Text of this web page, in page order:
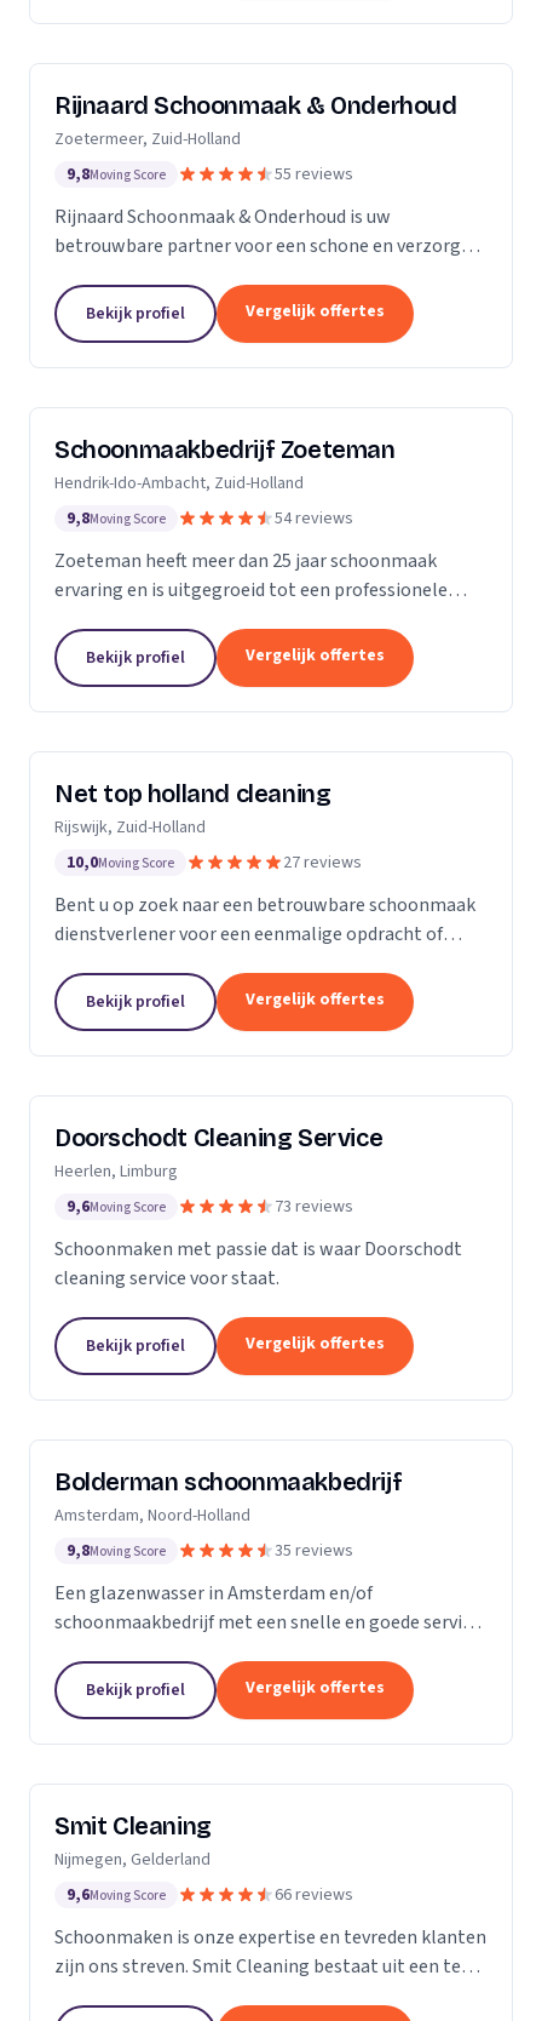
Rijnaard Schoonmaak & Onderhoud
Zoetermeer, Zuid-Holland
9,8Moving Score 55 reviews
Rijnaard Schoonmaak & Onderhoud is uw
betrouwbare partner voor een schone en verzorgde
goed georganiseerd schoonmaakbedrijf uit
Zoetermeer, bieden wij...
Bekijk profiel Vergelijk offertes
Schoonmaakbedrijf Zoeteman
Hendrik-Ido-Ambacht, Zuid-Holland
9,8Moving Score 54 reviews
Zoeteman heeft meer dan 25 jaar schoonmaak
ervaring en is uitgegroeid tot een professionele
medewerkers zijn we actief in de regio Rotterdam,...
Bekijk profiel Vergelijk offertes
Net top holland cleaning
Rijswijk, Zuid-Holland
10,0Moving Score 27 reviews
Bent u op zoek naar een betrouwbare schoonmaak
dienstverlener voor een eenmalige opdracht of
groeiende onderneming die zich uit wilt breiden in
het vak.
Bekijk profiel Vergelijk offertes
Doorschodt Cleaning Service
Heerlen, Limburg
9,6Moving Score 73 reviews
Schoonmaken met passie dat is waar Doorschodt
cleaning service voor staat.
Bekijk profiel Vergelijk offertes
Bolderman schoonmaakbedrijf
Amsterdam, Noord-Holland
9,8Moving Score 35 reviews
Een glazenwasser in Amsterdam en/of
schoonmaakbedrijf met een snelle en goede service
schoonmaakmedewerkers zijn actief in héél
Amsterdam en ontzorgen u met...
Bekijk profiel Vergelijk offertes
Smit Cleaning
Nijmegen, Gelderland
9,6Moving Score 66 reviews
Schoonmaken is onze expertise en tevreden klanten
zijn ons streven. Smit Cleaning bestaat uit een team